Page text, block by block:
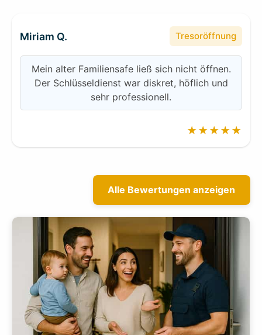
Miriam Q. Tresoröffnung
Mein alter Familiensafe ließ sich nicht öffnen.
Der Schlüsseldienst war diskret, höflich und
sehr professionell.
★★★★★
Alle Bewertungen anzeigen